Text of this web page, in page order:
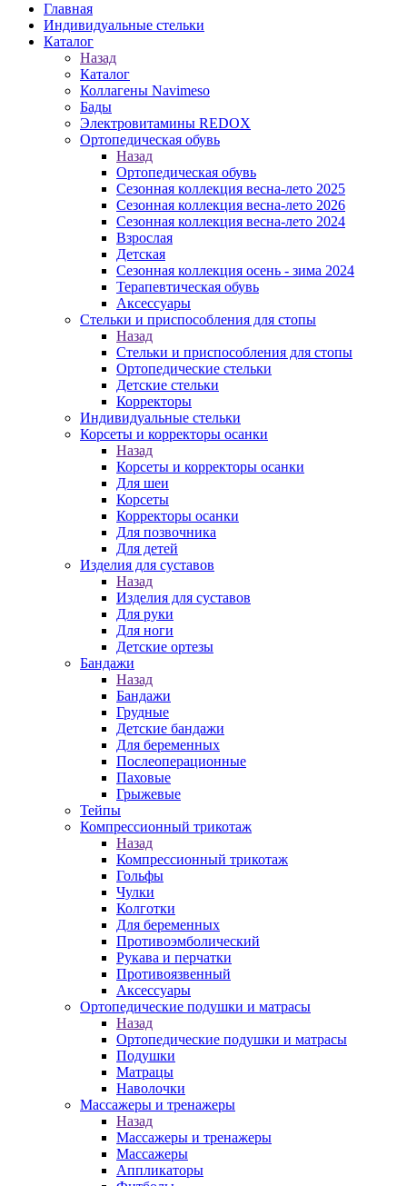
Главная
Индивидуальные стельки
Каталог
Назад
Каталог
Коллагены Navimeso
Бады
Электровитамины REDOX
Ортопедическая обувь
Назад
Ортопедическая обувь
Сезонная коллекция весна-лето 2025
Сезонная коллекция весна-лето 2026
Сезонная коллекция весна-лето 2024
Взрослая
Детская
Сезонная коллекция осень - зима 2024
Терапевтическая обувь
Аксессуары
Стельки и приспособления для стопы
Назад
Стельки и приспособления для стопы
Ортопедические стельки
Детские стельки
Корректоры
Индивидуальные стельки
Корсеты и корректоры осанки
Назад
Корсеты и корректоры осанки
Для шеи
Корсеты
Корректоры осанки
Для позвочника
Для детей
Изделия для суставов
Назад
Изделия для суставов
Для руки
Для ноги
Детские ортезы
Бандажи
Назад
Бандажи
Грудные
Детские бандажи
Для беременных
Послеоперационные
Паховые
Грыжевые
Тейпы
Компрессионный трикотаж
Назад
Компрессионный трикотаж
Гольфы
Чулки
Колготки
Для беременных
Противоэмболический
Рукава и перчатки
Противоязвенный
Аксессуары
Ортопедические подушки и матрасы
Назад
Ортопедические подушки и матрасы
Подушки
Матрацы
Наволочки
Массажеры и тренажеры
Назад
Массажеры и тренажеры
Массажеры
Аппликаторы